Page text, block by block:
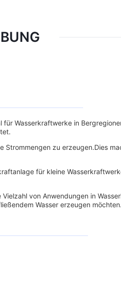
Wasserkraftwerke in
Strommengen zu erzeugen.Dies
für kleine
von Anwendungen in
Wasser erzeugen möchten.